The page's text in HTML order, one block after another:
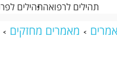
תהילים לרפואהתהילים
מאמרים מחזקים
לא לעבוד בשבת?